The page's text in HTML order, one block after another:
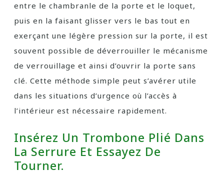
entre le chambranle de la porte et le loquet,
puis en la faisant glisser vers le bas tout en
exerçant une légère pression sur la porte, il est
souvent possible de déverrouiller le mécanisme
de verrouillage et ainsi d’ouvrir la porte sans
clé. Cette méthode simple peut s’avérer utile
dans les situations d’urgence où l’accès à
l’intérieur est nécessaire rapidement.
Insérez Un Trombone Plié Dans
La Serrure Et Essayez De
Tourner.